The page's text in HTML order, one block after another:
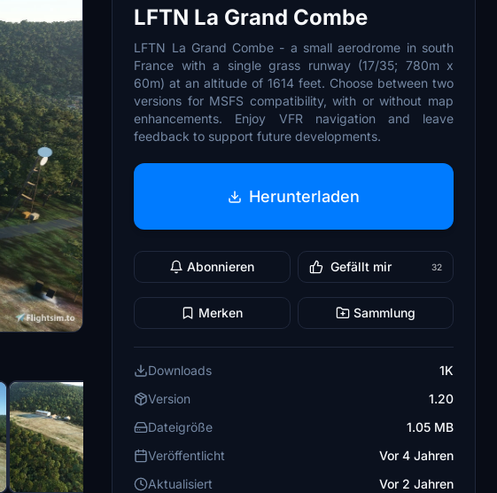
LFTN La Grand Combe
LFTN La Grand Combe - a small aerodrome in south
France with a single grass runway (17/35; 780m x
60m) at an altitude of 1614 feet. Choose between two
versions for MSFS compatibility, with or without map
enhancements. Enjoy VFR navigation and leave
feedback to support future developments.
Herunterladen
Abonnieren Gefällt mir 32
Merken Sammlung
Downloads
1K
Version
1.20
Dateigröße
1.05 MB
Veröffentlicht
Vor 4 Jahren
Aktualisiert
Vor 2 Jahren